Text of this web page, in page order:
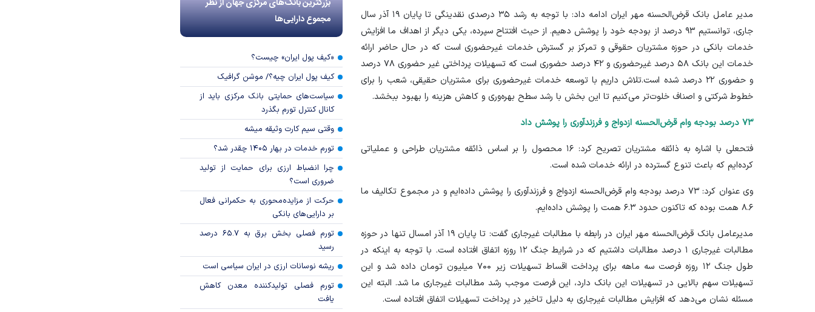
مدیر عامل بانک قرض‌الحسنه مهر ایران ادامه داد: با توجه به رشد ۳۵ درصدی نقدینگی تا پایان ۱۹ آذر سال
جاری، توانستیم ۹۳ درصد از بودجه خود را پوشش دهیم. از حیث افتتاح سپرده، یکی دیگر از اهداف ما افزایش
خدمات بانکی در حوزه مشتریان حقوقی و تمرکز بر گسترش خدمات غیرحضوری است که در حال حاضر ارائه
خدمات این بانک ۵۸ درصد غیرحضوری و ۴۲ درصد حضوری است که تسهیلات پرداختی غیر حضوری ۷۸ درصد
و حضوری ۲۲ درصد شده است.تلاش داریم با توسعه خدمات غیرحضوری برای مشتریان حقیقی، شعب را برای
خطوط شرکتی و اصناف خلوت‌تر می‌کنیم تا این بخش با رشد سطح بهره‌وری و کاهش هزینه را بهبود ببخشد.
۷۳ درصد بودجه وام قرض‌الحسنه ازدواج و فرزندآوری را پوشش داد
فتحعلی با اشاره به ذائقه مشتریان تصریح کرد: ۱۶ محصول را بر اساس ذائقه مشتریان طراحی و عملیاتی
کرده‌ایم که باعث تنوع گسترده در ارائه خدمات شده است.
وی عنوان کرد: ۷۳ درصد بودجه وام قرض‌الحسنه ازدواج و فرزندآوری را پوشش داده‌ایم و در مجموع تکالیف ما
۸.۶ همت بوده که تاکنون حدود ۶.۳ همت را پوشش داده‌ایم.
مدیرعامل بانک قرض‌الحسنه مهر ایران در رابطه با مطالبات غیر‌جاری گفت: تا پایان ۱۹ آذر امسال تنها در حوزه
مطالبات غیرجاری ۱ درصد مطالبات داشتیم که در شرایط جنگ ۱۲ روزه اتفاق افتاده است. با توجه به اینکه در
طول جنگ ۱۲ روزه فرصت سه ماهه برای پرداخت اقساط تسهیلات زیر ۷۰۰ میلیون تومان داده شد و این
تسهیلات سهم بالایی در تسهیلات این بانک دارد، این فرصت موجب رشد مطالبات غیرجاری ما شد. البته این
مسئله نشان می‌دهد که افزایش مطالبات غیرجاری به دلیل تاخیر در پرداخت تسهیلات اتفاق افتاده است.
بزرگترین بانک‌های مرکزی جهان از نظر
مجموع دارایی‌ها
«کیف پول ایران» چیست؟
کیف پول ایران چیه؟/ موشن گرافیک
سیاست‌های حمایتی بانک مرکزی باید از
کانال کنترل تورم بگذرد
وقتی سیم کارت وثیقه میشه
تورم خدمات در بهار ۱۴۰۵ چقدر شد؟
چرا انضباط ارزی برای حمایت از تولید
ضروری است؟
حرکت از مزایده‌محوری به حکمرانی فعال
بر دارایی‌های بانکی
تورم فصلی بخش برق به ۶۵.۷ درصد
رسید
ریشه نوسانات ارزی در ایران سیاسی است
تورم فصلی تولیدکننده معدن کاهش
یافت